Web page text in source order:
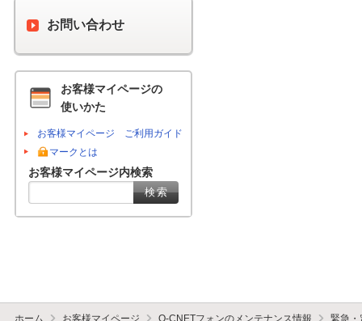
お問い合わせ
お客様マイページの
使いかた
お客様マイページ ご利用ガイド
マークとは
お客様マイページ内検索
ホーム お客様マイページ O-CNETフォンのメンテナンス情報 緊急・